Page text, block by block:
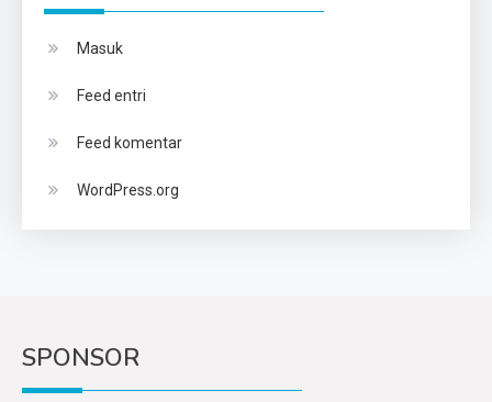
Masuk
Feed entri
Feed komentar
WordPress.org
SPONSOR